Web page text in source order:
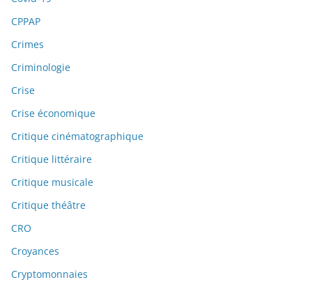
CPPAP
Crimes
Criminologie
Crise
Crise économique
Critique cinématographique
Critique littéraire
Critique musicale
Critique théâtre
CRO
Croyances
Cryptomonnaies